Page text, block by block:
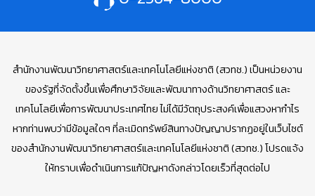
สำนักงานพัฒนาวิทยาศาสตร์และเทคโนโลยีแห่งชาติ (สวทช.) เป็นหน่วยงาน
ของรัฐที่จัดตั้งขึ้นเพื่อศึกษาวิจัยและพัฒนาทางด้านวิทยาศาสตร์ และ
เทคโนโลยีเพื่อการพัฒนาประเทศไทย ไม่ได้มีวัตถุประสงค์เพื่อแสวงหากำไร
หากท่านพบว่ามีข้อมูลใดๆ ที่ละเมิดทรัพย์สินทางปัญญาปรากฏอยู่ในเว็บไซต์
ของสำนักงานพัฒนาวิทยาศาสตร์และเทคโนโลยีแห่งชาติ (สวทช.) โปรดแจ้ง
ให้ทราบเพื่อดำเนินการแก้ปัญหาดังกล่าวโดยเร็วที่สุดต่อไป